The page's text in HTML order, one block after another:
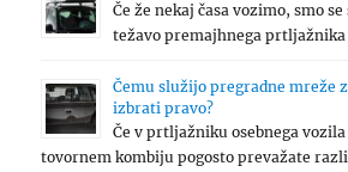
Če že nekaj časa vozimo, smo
težavo premajhnega prtljažnika
Čemu služijo pregradne mreže
izbrati pravo?
Če v prtljažniku osebnega
tovornem kombiju pogosto prevažate